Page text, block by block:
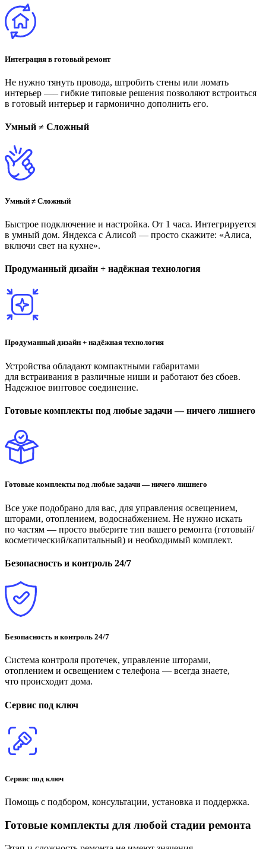
Интеграция в готовый ремонт
Не нужно тянуть провода, штробить стены или ломать
интерьер —– гибкие типовые решения позволяют встроиться
в готовый интерьер и гармонично дополнить его.
Умный ≠ Сложный
Умный ≠ Сложный
Быстрое подключение и настройка. От 1 часа. Интегрируется
в умный дом. Яндекса с Алисой — просто скажите: «Алиса,
включи свет на кухне».
Продуманный дизайн + надёжная технология
Продуманный дизайн + надёжная технология
Устройства обладают компактными габаритами
для встраивания в различные ниши и работают без сбоев.
Надежное винтовое соединение.
Готовые комплекты под любые задачи — ничего лишнего
Готовые комплекты под любые задачи — ничего лишнего
Все уже подобрано для вас, для управления освещением,
шторами, отоплением, водоснабжением. Не нужно искать
по частям — просто выберите тип вашего ремонта (готовый/
косметический/капитальный) и необходимый комплект.
Безопасность и контроль 24/7
Безопасность и контроль 24/7
Система контроля протечек, управление шторами,
отоплением и освещением с телефона — всегда знаете,
что происходит дома.
Сервис под ключ
Сервис под ключ
Помощь с подбором, консультации, установка и поддержка.
Готовые комплекты для любой стадии ремонта